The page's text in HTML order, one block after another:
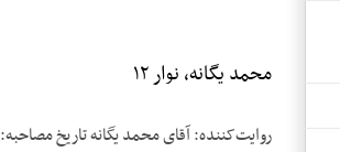
محمد یگانه، نوار ۱۲
روایت‌کننده: آقای محمد یگانه تاریخ مصاحبه: ۱۶ جولای ۱۹۸۵ محل مصاحبه: شهر نیویورک، [...]